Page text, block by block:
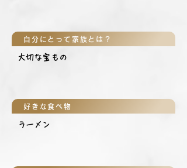
自分にとって家族とは？
大切な宝もの
好きな食べ物
ラーメン